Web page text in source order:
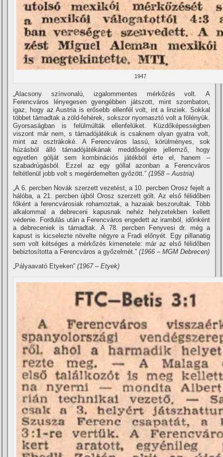
1947
„Alacsony szí­nvonalú, izgalommentes mérkőzés volt. A
Ferencváros lényegesen gyengébben játszott, mint szombaton,
igaz, hogy az Austria is erősebb ellenfél volt, int a linziek. Sokkal
többet támadtak a zöld-fehérek, sokszor nyomasztó volt a fölényük.
Gyorsaságban is felülmúlták ellenfelüket. Küzdőképességben
viszont már nem, s támadójátékuk is csaknem olyan gyatra volt,
mint az osztrákoké. A Ferencváros lassú, körülményes, sok
húzásból álló támadójátékának meddőségére jellemző, hogy
egyetlen gólját sem kombinációs játékból érte el, hanem –
szabadrúgásból. Ezzel az egy góllal azonban a Ferencváros
feltétlenül jobb volt s megérdemelten győzött.”(1958 – Austria)
„A 6. percben Novák szerzett vezetést, a 10. percben Orosz fejelt a
hálóba, a 21. percben újból Orosz szerzett gólt. Az első félidőben
főként a ferencvárosiak rohamoztak, a hazaiak beszorultak. Több
alkalommal a debreceni kapusnak nehéz helyzetekben kellett
védenie. Fordulás után a Ferencváros engedett az iramból, időnként
a debreceniek is támadtak. A 78. percben Fenyvesi dr. még a
kapust is kicselezte növelte négyre a Fradi előnyét. Egy pillanatig
sem volt kétséges a mérkőzés kimenetele: már az első félidőben
bebiztosí­totta a Ferencváros a győzelmét.”(1966 – MGM Debrecen)
„Pályaavató Etyeken”(1967 – Etyek)